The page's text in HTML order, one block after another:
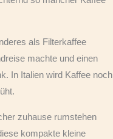
als Filterkaffee
machte und einen
In Italien wird Kaffee noch
zuhause rumstehen
kompakte kleine